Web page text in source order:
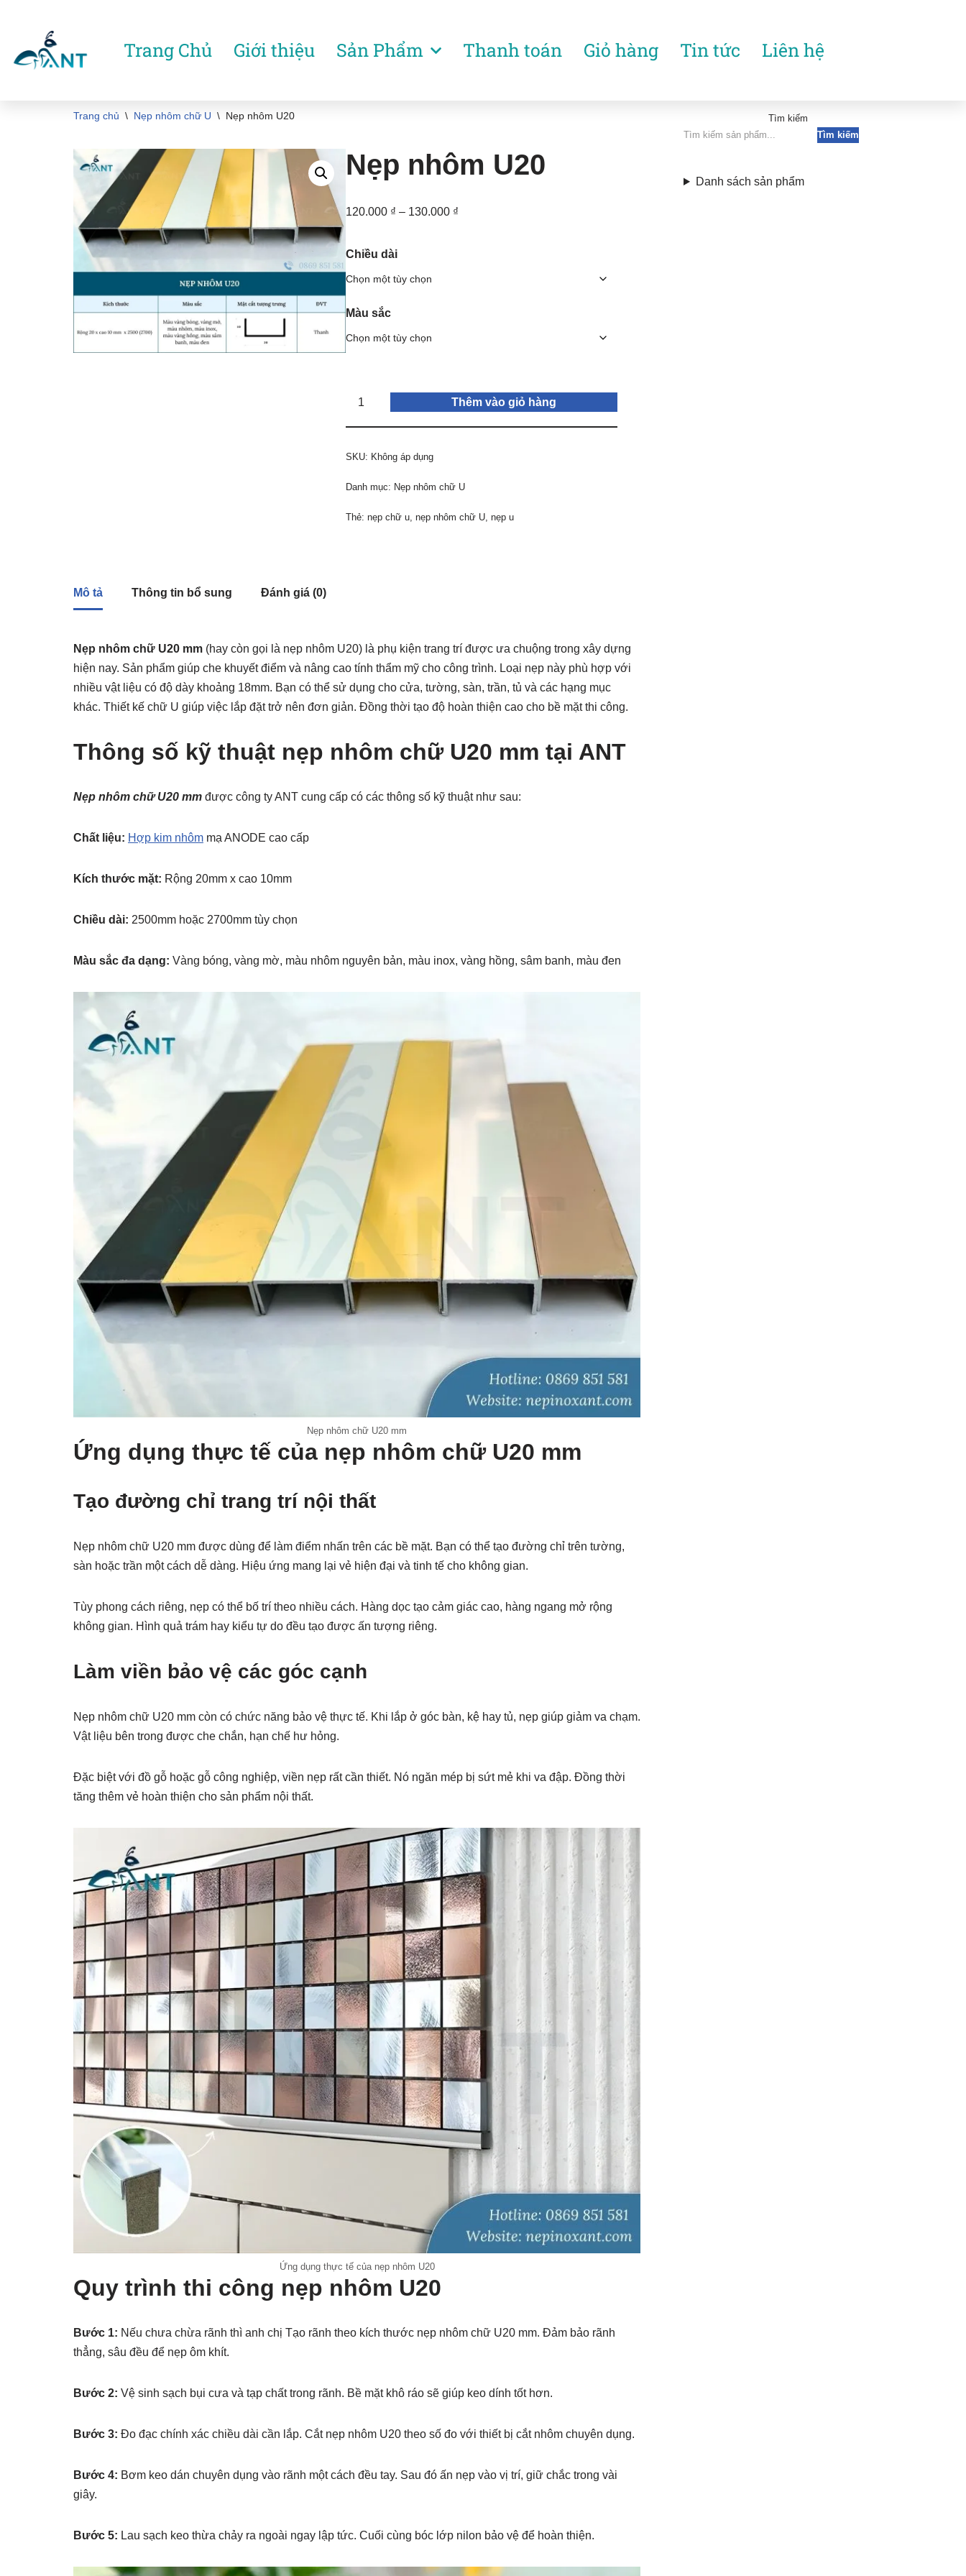
Chuyển
tới
Trang Chủ Giới thiệu Sản Phẩm Thanh toán Giỏ hàng Tin tức Liên hệ
Trang chủ \ Nẹp nhôm chữ U \ Nẹp nhôm U20
Nẹp nhôm U20
120.000 ₫ – 130.000 ₫
Chiều dài
Màu sắc
Thêm vào giỏ hàng
SKU: Không áp dụng
Danh mục: Nẹp nhôm chữ U
Thẻ: nẹp chữ u, nẹp nhôm chữ U, nẹp u
Mô tả Thông tin bổ sung Đánh giá (0)
Nẹp nhôm chữ U20 mm (hay còn gọi là nẹp nhôm U20) là phụ kiện trang trí được ưa chuộng trong xây dựng
hiện nay. Sản phẩm giúp che khuyết điểm và nâng cao tính thẩm mỹ cho công trình. Loại nẹp này phù hợp với
nhiều vật liệu có độ dày khoảng 18mm. Bạn có thể sử dụng cho cửa, tường, sàn, trần, tủ và các hạng mục
khác. Thiết kế chữ U giúp việc lắp đặt trở nên đơn giản. Đồng thời tạo độ hoàn thiện cao cho bề mặt thi công.
Thông số kỹ thuật nẹp nhôm chữ U20 mm tại ANT
Nẹp nhôm chữ U20 mm được công ty ANT cung cấp có các thông số kỹ thuật như sau:
Chất liệu: Hợp kim nhôm mạ ANODE cao cấp
Kích thước mặt: Rộng 20mm x cao 10mm
Chiều dài: 2500mm hoặc 2700mm tùy chọn
Màu sắc đa dạng: Vàng bóng, vàng mờ, màu nhôm nguyên bản, màu inox, vàng hồng, sâm banh, màu đen
Nẹp nhôm chữ U20 mm
Ứng dụng thực tế của nẹp nhôm chữ U20 mm
Tạo đường chỉ trang trí nội thất
Nẹp nhôm chữ U20 mm được dùng để làm điểm nhấn trên các bề mặt. Bạn có thể tạo đường chỉ trên tường,
sàn hoặc trần một cách dễ dàng. Hiệu ứng mang lại vẻ hiện đại và tinh tế cho không gian.
Tùy phong cách riêng, nẹp có thể bố trí theo nhiều cách. Hàng dọc tạo cảm giác cao, hàng ngang mở rộng
không gian. Hình quả trám hay kiểu tự do đều tạo được ấn tượng riêng.
Làm viền bảo vệ các góc cạnh
Nẹp nhôm chữ U20 mm còn có chức năng bảo vệ thực tế. Khi lắp ở góc bàn, kệ hay tủ, nẹp giúp giảm va chạm.
Vật liệu bên trong được che chắn, hạn chế hư hỏng.
Đặc biệt với đồ gỗ hoặc gỗ công nghiệp, viền nẹp rất cần thiết. Nó ngăn mép bị sứt mẻ khi va đập. Đồng thời
tăng thêm vẻ hoàn thiện cho sản phẩm nội thất.
Ứng dụng thực tế của nẹp nhôm U20
Quy trình thi công nẹp nhôm U20
Bước 1: Nếu chưa chừa rãnh thì anh chị Tạo rãnh theo kích thước nẹp nhôm chữ U20 mm. Đảm bảo rãnh
thẳng, sâu đều để nẹp ôm khít.
Bước 2: Vệ sinh sạch bụi cưa và tạp chất trong rãnh. Bề mặt khô ráo sẽ giúp keo dính tốt hơn.
Bước 3: Đo đạc chính xác chiều dài cần lắp. Cắt nẹp nhôm U20 theo số đo với thiết bị cắt nhôm chuyên dụng.
Bước 4: Bơm keo dán chuyên dụng vào rãnh một cách đều tay. Sau đó ấn nẹp vào vị trí, giữ chắc trong vài
giây.
Bước 5: Lau sạch keo thừa chảy ra ngoài ngay lập tức. Cuối cùng bóc lớp nilon bảo vệ để hoàn thiện.
Tìm kiếm
Tìm kiếm
Danh sách sản phẩm